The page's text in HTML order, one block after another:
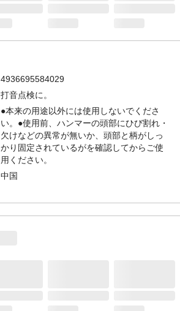
4936695584029
打音点検に。
●本来の用途以外には使用しないでくださ
い。●使用前、ハンマーの頭部にひび割れ・
欠けなどの異常が無いか、頭部と柄がしっ
かり固定されているがを確認してからご使
用ください。
中国